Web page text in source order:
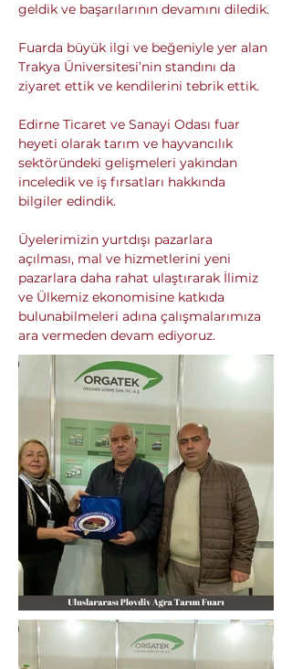
geldik ve başarılarının devamını diledik.
Fuarda büyük ilgi ve beğeniyle yer alan
Trakya Üniversitesi’nin standını da
ziyaret ettik ve kendilerini tebrik ettik.
Edirne Ticaret ve Sanayi Odası fuar
heyeti olarak tarım ve hayvancılık
sektöründeki gelişmeleri yakından
inceledik ve iş fırsatları hakkında
bilgiler edindik.
Üyelerimizin yurtdışı pazarlara
açılması, mal ve hizmetlerini yeni
pazarlara daha rahat ulaştırarak İlimiz
ve Ülkemiz ekonomisine katkıda
bulunabilmeleri adına çalışmalarımıza
ara vermeden devam ediyoruz.